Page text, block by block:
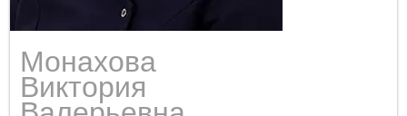
Монахова
Виктория